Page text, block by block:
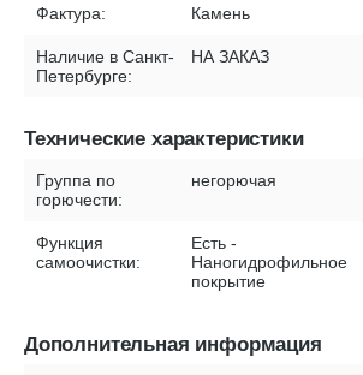
Фактура: Камень
Наличие в Санкт-
Петербурге:
НА ЗАКАЗ
Технические характеристики
Группа по
горючести:
негорючая
Функция
самоочистки:
Есть -
Наногидрофильное
покрытие
Дополнительная информация